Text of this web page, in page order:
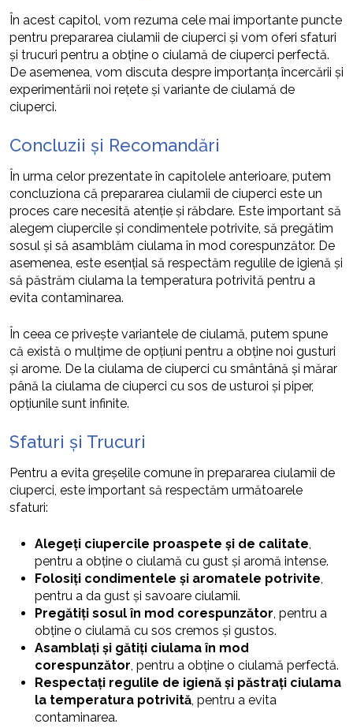
În acest capitol, vom rezuma cele mai importante puncte
pentru prepararea ciulamii de ciuperci și vom oferi sfaturi
și trucuri pentru a obține o ciulamă de ciuperci perfectă.
De asemenea, vom discuta despre importanța încercării și
experimentării noi rețete și variante de ciulamă de
ciuperci.
Concluzii și Recomandări
În urma celor prezentate în capitolele anterioare, putem
concluziona că prepararea ciulamii de ciuperci este un
proces care necesită atenție și răbdare. Este important să
alegem ciupercile și condimentele potrivite, să pregătim
sosul și să asamblăm ciulama în mod corespunzător. De
asemenea, este esențial să respectăm regulile de igienă și
să păstrăm ciulama la temperatura potrivită pentru a
evita contaminarea.
În ceea ce privește variantele de ciulamă, putem spune
că există o mulțime de opțiuni pentru a obține noi gusturi
și arome. De la ciulama de ciuperci cu smântână și mărar
până la ciulama de ciuperci cu sos de usturoi și piper,
opțiunile sunt infinite.
Sfaturi și Trucuri
Pentru a evita greșelile comune în prepararea ciulamii de
ciuperci, este important să respectăm următoarele
sfaturi:
Alegeți ciupercile proaspete și de calitate
pentru a obține o ciulamă cu gust și aromă intense.
Folosiți condimentele și aromatele potrivite
pentru a da gust și savoare ciulamii.
Pregătiți sosul în mod corespunzător , pentru a
obține o ciulamă cu sos cremos și gustos.
Asamblați și gătiți ciulama în mod
corespunzător , pentru a obține o ciulamă perfectă.
Respectați regulile de igienă și păstrați ciulama
la temperatura potrivită , pentru a evita
contaminarea.